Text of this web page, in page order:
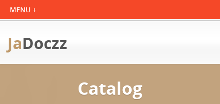
JaDoczz
Catalog